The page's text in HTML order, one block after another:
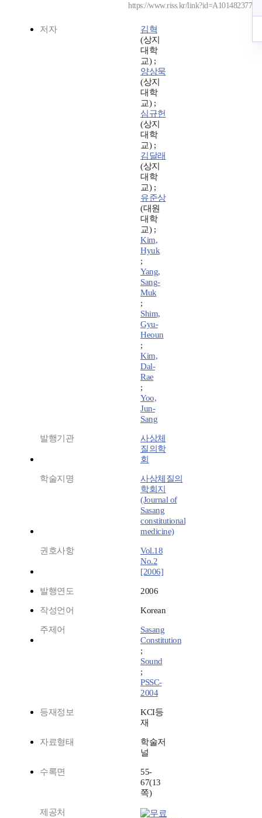
https://www.riss.kr/link?id=A101482377
저자
김혁
(상지
대학
교) ;
양상묵
(상지
대학
교) ;
심규헌
(상지
대학
교) ;
김달래
(상지
대학
교) ;
유준상
(대원
대학
교) ;
Kim,
Hyuk
;
Yang,
Sang-
Muk
;
Shim,
Gyu-
Heoun
;
Kim,
Dal-
Rae
;
Yoo,
Jun-
Sang
발행기관
사상체
질의학
회
학술지명
사상체질의
학회지
(Journal of
Sasang
constitutional
medicine)
권호사항
Vol.18
No.2
[2006]
발행연도 2006
작성언어 Korean
주제어
Sasang
Constitution
;
Sound
;
PSSC-
2004
등재정보
KCI등
재
자료형태
학술저
널
수록면
55-
67(13
쪽)
제공처